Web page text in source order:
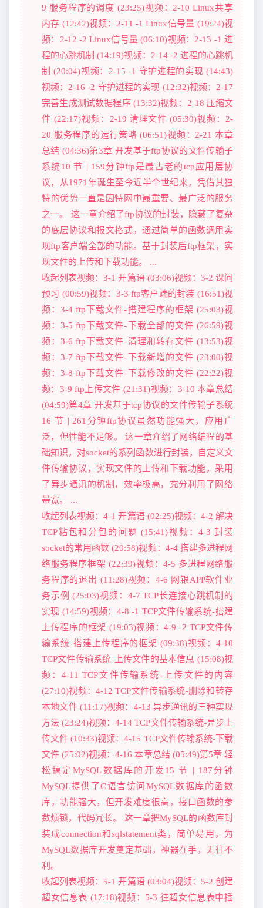
9 服务程序的调度 (23:25)视频：2-10 Linux共享
内存 (12:42)视频：2-11 -1 Linux信号量 (19:24)视
频：2-12 -2 Linux信号量 (06:10)视频：2-13 -1 进
程的心跳机制 (14:19)视频：2-14 -2 进程的心跳机
制 (20:04)视频：2-15 -1 守护进程的实现 (14:43)
视频：2-16 -2 守护进程的实现 (12:32)视频：2-17
完善生成测试数据程序 (13:32)视频：2-18 压缩文
件 (22:17)视频：2-19 清理文件 (05:30)视频：2-
20 服务程序的运行策略 (06:51)视频：2-21 本章
总结 (04:36)第3章 开发基于ftp协议的文件传输子
系统10 节 | 159分钟ftp是最古老的tcp应用层协
议，从1971年诞生至今近半个世纪来，凭借其独
特的优势一直是因特网中最重要、最广泛的服务
之一。 这一章介绍了ftp协议的封装，隐藏了复杂
的底层协议和报文格式，通过简单的函数调用实
现ftp客户端全部的功能。基于封装后ftp框架，实
现文件的上传和下载功能。 ...
收起列表视频：3-1 开篇语 (03:06)视频：3-2 课间
预习 (00:59)视频：3-3 ftp客户端的封装 (16:51)视
频：3-4 ftp下载文件-搭建程序的框架 (25:03)视
频：3-5 ftp下载文件-下载全部的文件 (26:59)视
频：3-6 ftp下载文件-清理和转存文件 (13:53)视
频：3-7 ftp下载文件-下载新增的文件 (23:00)视
频：3-8 ftp下载文件-下载修改的文件 (22:22)视
频：3-9 ftp上传文件 (21:31)视频：3-10 本章总结
(04:59)第4章 开发基于tcp协议的文件传输子系统
16 节 | 261分钟ftp协议虽然功能强大，应用广
泛，但性能不足够。 这一章介绍了网络编程的基
础知识，对socket的系列函数进行封装，自定义文
件传输协议，实现文件的上传和下载功能，采用
了异步通讯的机制，效率极高，充分利用了网络
带宽。 ...
收起列表视频：4-1 开篇语 (02:25)视频：4-2 解决
TCP粘包和分包的问题 (15:41)视频：4-3 封装
socket的常用函数 (20:58)视频：4-4 搭建多进程网
络服务程序框架 (22:39)视频：4-5 多进程网络服
务程序的退出 (11:28)视频：4-6 网银APP软件业
务示例 (25:03)视频：4-7 TCP长连接心跳机制的
实现 (14:59)视频：4-8 -1 TCP文件传输系统-搭建
上传程序的框架 (19:03)视频：4-9 -2 TCP文件传
输系统-搭建上传程序的框架 (09:38)视频：4-10
TCP文件传输系统-上传文件的基本信息 (15:08)视
频：4-11 TCP文件传输系统-上传文件的内容
(27:10)视频：4-12 TCP文件传输系统-删除和转存
本地文件 (11:17)视频：4-13 异步通讯的三种实现
方法 (23:24)视频：4-14 TCP文件传输系统-异步上
传文件 (10:33)视频：4-15 TCP文件传输系统-下载
文件 (25:02)视频：4-16 本章总结 (05:49)第5章 轻
松搞定MySQL数据库的开发15 节 | 187分钟
MySQL提供了C语言访问MySQL数据库的函数
库，功能强大，但开发难度很高，接口函数的参
数烦锁，代码冗长。 这一章把MySQL的函数库封
装成connection和sqlstatement类，简单易用，为
MySQL数据库开发奠定基础，神器在手，无往不
利。
收起列表视频：5-1 开篇语 (03:04)视频：5-2 创建
超女信息表 (17:18)视频：5-3 往超女信息表中插